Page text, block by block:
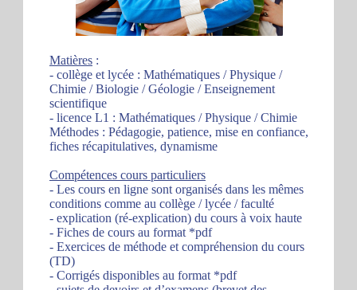
Matières :
- collège et lycée : Mathématiques / Physique /
Chimie / Biologie / Géologie / Enseignement
scientifique
- licence L1 : Mathématiques / Physique / Chimie
Méthodes : Pédagogie, patience, mise en confiance,
fiches récapitulatives, dynamisme
Compétences cours particuliers
- Les cours en ligne sont organisés dans les mêmes
conditions comme au collège / lycée / faculté
- explication (ré-explication) du cours à voix haute
- Fiches de cours au format *pdf
- Exercices de méthode et compréhension du cours
(TD)
- Corrigés disponibles au format *pdf